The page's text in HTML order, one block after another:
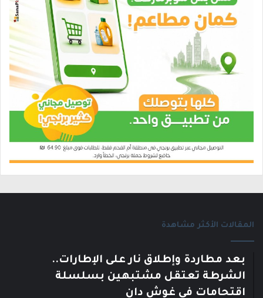
المقالات الأكثر مشاهدة
بعد مطاردة وإطلاق نار على الإطارات..
الشرطة تعتقل مشتبهين بسلسلة
اقتحامات في غوش دان